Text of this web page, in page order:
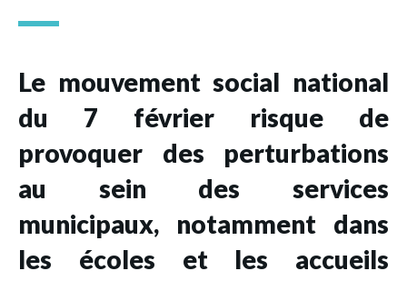
Le mouvement social national
du 7 février risque de
provoquer des perturbations
au sein des services
municipaux, notamment dans
les écoles et les accueils